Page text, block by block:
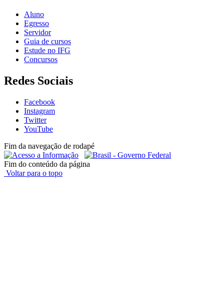
Aluno
Egresso
Servidor
Guia de cursos
Estude no IFG
Concursos
Redes Sociais
Facebook
Instagram
Twitter
YouTube
Fim da navegação de rodapé
Fim do conteúdo da página
Voltar para o topo